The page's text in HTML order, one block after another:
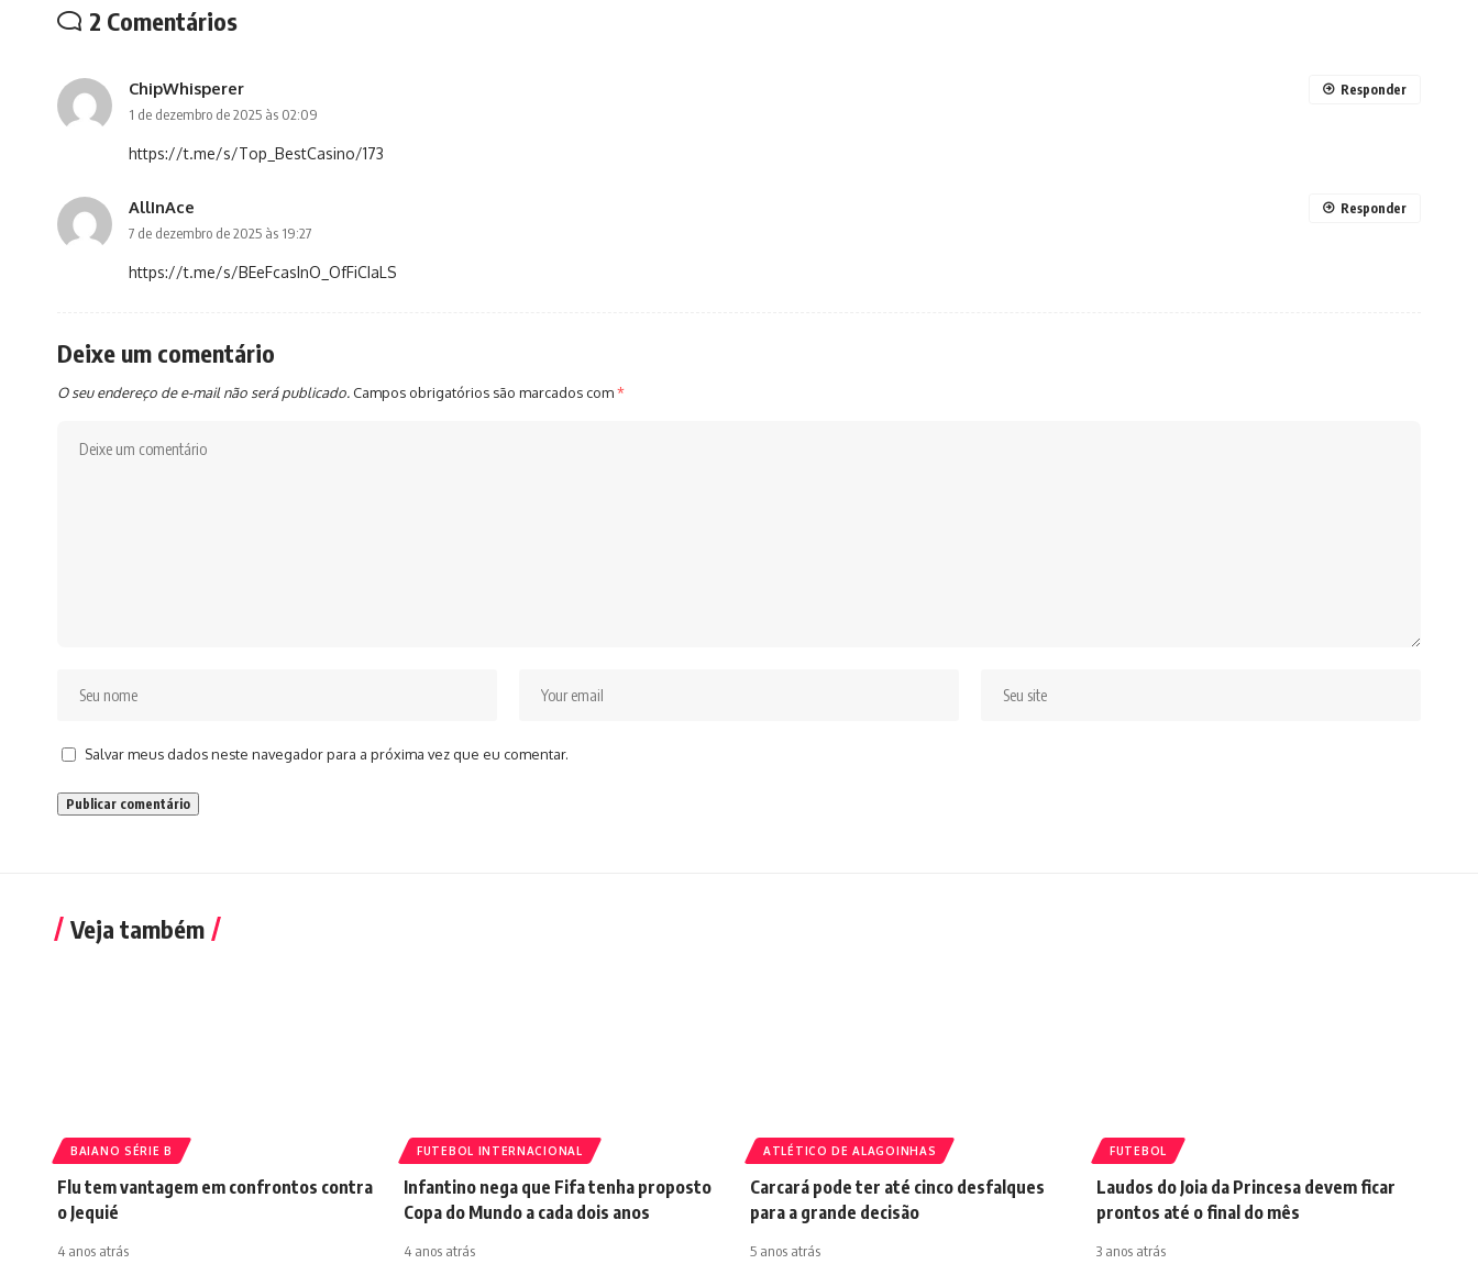
2 Comentários
ChipWhisperer
1 de dezembro de 2025 às 02:09
https://t.me/s/Top_BestCasino/173
Responder
AllInAce
7 de dezembro de 2025 às 19:27
https://t.me/s/BEeFcasInO_OfFiCIaLS
Responder
Deixe um comentário
O seu endereço de e-mail não será publicado. Campos obrigatórios são marcados com*
Salvar meus dados neste navegador para a próxima vez que eu comentar.
Veja também
BAIANO SÉRIE B
Flu tem vantagem em confrontos contra
o Jequié
4 anos atrás
FUTEBOL INTERNACIONAL
Infantino nega que Fifa tenha proposto
Copa do Mundo a cada dois anos
4 anos atrás
ATLÉTICO DE ALAGOINHAS
Carcará pode ter até cinco desfalques
para a grande decisão
5 anos atrás
FUTEBOL
Laudos do Joia da Princesa devem ficar
prontos até o final do mês
3 anos atrás